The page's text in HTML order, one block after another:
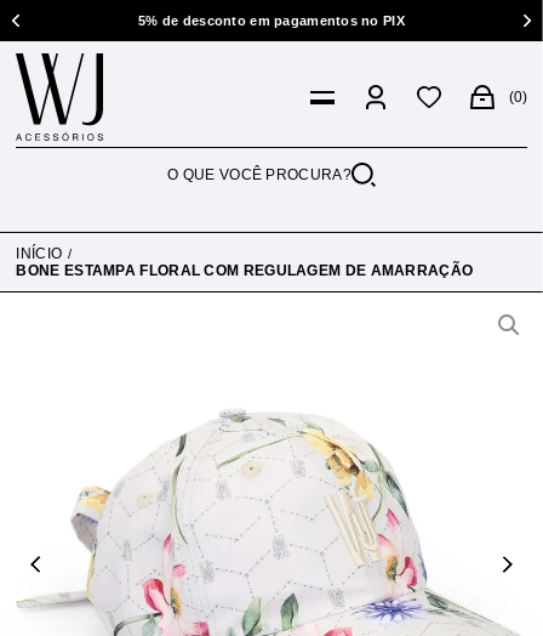
5% de desconto em pagamentos no PIX
0
INÍCIO
BONE ESTAMPA FLORAL COM REGULAGEM DE AMARRAÇÃO